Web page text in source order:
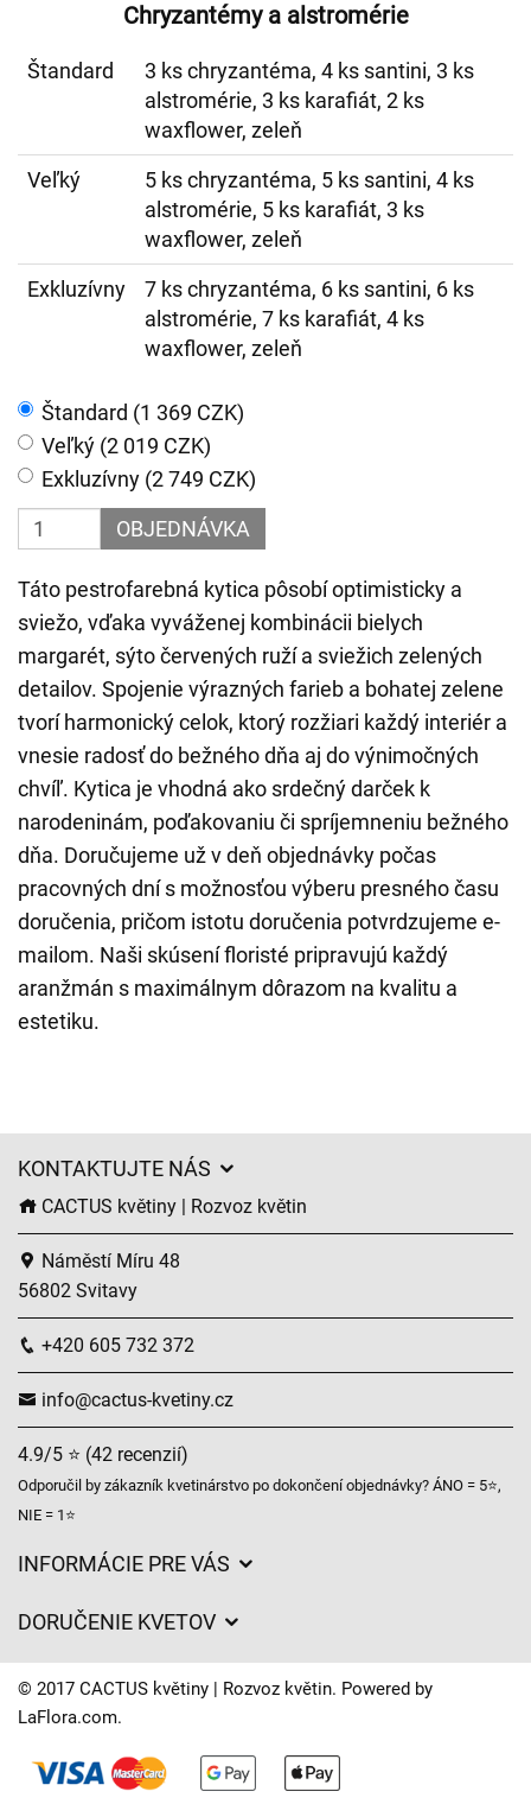
Chryzantémy a alstromérie
Štandard
3 ks chryzantéma, 4 ks santini, 3 ks
alstromérie, 3 ks karafiát, 2 ks
waxflower, zeleň
Veľký
5 ks chryzantéma, 5 ks santini, 4 ks
alstromérie, 5 ks karafiát, 3 ks
waxflower, zeleň
Exkluzívny
7 ks chryzantéma, 6 ks santini, 6 ks
alstromérie, 7 ks karafiát, 4 ks
waxflower, zeleň
Štandard (1 369 CZK)
Veľký (2 019 CZK)
Exkluzívny (2 749 CZK)
OBJEDNÁVKA
Táto pestrofarebná kytica pôsobí optimisticky a
sviežo, vďaka vyváženej kombinácii bielych
margarét, sýto červených ruží a sviežich zelených
detailov. Spojenie výrazných farieb a bohatej zelene
tvorí harmonický celok, ktorý rozžiari každý interiér a
vnesie radosť do bežného dňa aj do výnimočných
chvíľ. Kytica je vhodná ako srdečný darček k
narodeninám, poďakovaniu či spríjemneniu bežného
dňa. Doručujeme už v deň objednávky počas
pracovných dní s možnosťou výberu presného času
doručenia, pričom istotu doručenia potvrdzujeme e-
mailom. Naši skúsení floristé pripravujú každý
aranžmán s maximálnym dôrazom na kvalitu a
estetiku.
KONTAKTUJTE NÁS
CACTUS květiny | Rozvoz květin
Náměstí Míru 48
56802 Svitavy
+420 605 732 372
info@cactus-kvetiny.cz
4.9/5 ⭐ (42 recenzií)
Odporučil by zákazník kvetinárstvo po dokončení objednávky? ÁNO = 5⭐,
NIE = 1⭐
INFORMÁCIE PRE VÁS
Časy doručenia kvetov – prehľad možností
DORUČENIE KVETOV
Poplatky za doručenie
Kam doručujeme kvety
Kontaktujte nás
© 2017 CACTUS květiny | Rozvoz květin. Powered by
LaFlora.com.